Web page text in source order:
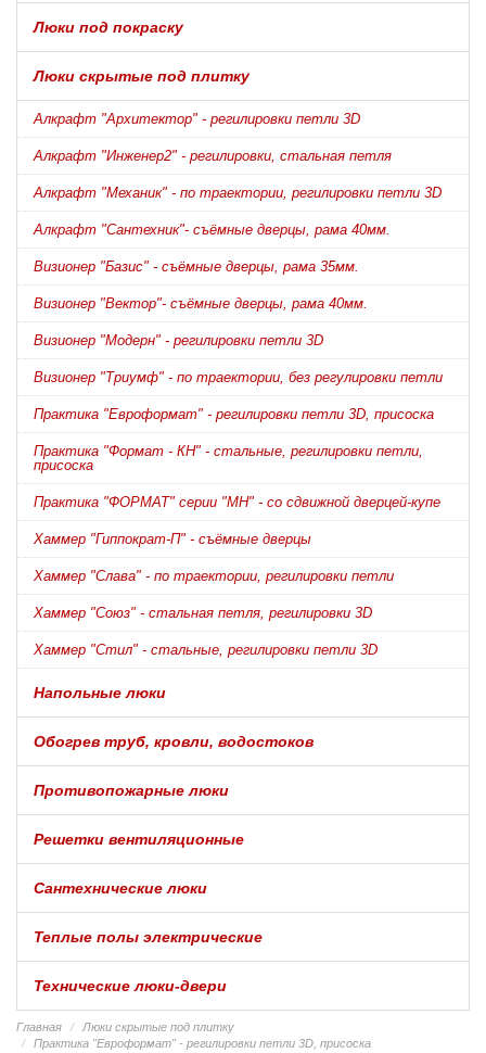
Люки под покраску
Люки скрытые под плитку
Алкрафт "Архитектор" - регилировки петли 3D
Алкрафт "Инженер2" - регилировки, стальная петля
Алкрафт "Механик" - по траектории, регилировки петли 3D
Алкрафт "Сантехник"- съёмные дверцы, рама 40мм.
Визионер "Базис" - съёмные дверцы, рама 35мм.
Визионер "Вектор"- съёмные дверцы, рама 40мм.
Визионер "Модерн" - регилировки петли 3D
Визионер "Триумф" - по траектории, без регулировки петли
Практика "Евроформат" - регилировки петли 3D, присоска
Практика "Формат - КН" - стальные, регилировки петли,
присоска
Практика "ФОРМАТ" серии "МН" - со сдвижной дверцей-купе
Хаммер "Гиппократ-П" - съёмные дверцы
Хаммер "Слава" - по траектории, регилировки петли
Хаммер "Союз" - стальная петля, регилировки 3D
Хаммер "Стил" - стальные, регилировки петли 3D
Напольные люки
Обогрев труб, кровли, водостоков
Противопожарные люки
Решетки вентиляционные
Сантехнические люки
Теплые полы электрические
Технические люки-двери
Главная
Люки скрытые под плитку
Практика "Евроформат" - регилировки петли 3D, присоска